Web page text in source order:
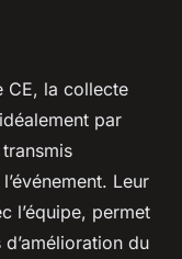
CE, la collecte
par
Leur
l’équipe, permet
du